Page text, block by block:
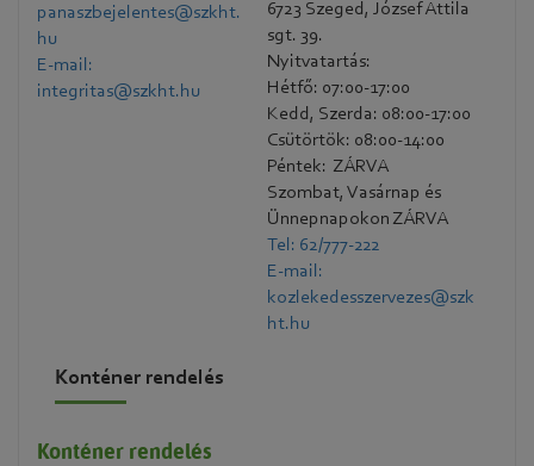
panaszbejelentes@szkht.
hu
E-mail:
integritas@szkht.hu
6723 Szeged, József Attila
sgt. 39.
Nyitvatartás:
Hétfő: 07:00-17:00
Kedd, Szerda: 08:00-17:00
Csütörtök: 08:00-14:00
Péntek: ZÁRVA
Szombat, Vasárnap és
Ünnepnapokon ZÁRVA
Tel: 62/777-222
E-mail:
kozlekedesszervezes@szk
ht.hu
Konténer rendelés
Konténer rendelés